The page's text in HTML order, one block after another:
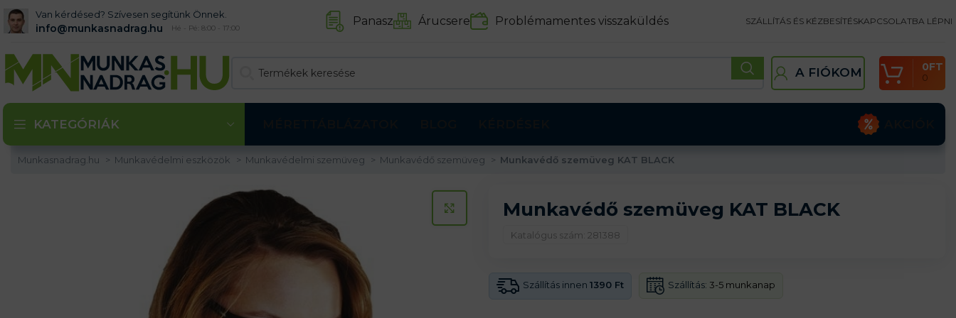
Van kérdésed? Szívesen segítünk Önnek.
info@munkasnadrag.hu Hé - Pé: 8:00 - 17:00 Panasz Árucsere Problémamentes visszaküldés SZÁLLÍTÁS ÉS KÉZBESÍTÉSKAPCSOLATBA LÉPNI
A FIÓKOM 0
0FT
KATEGÓRIÁK
Munkasnadrag.hu Munkavédelmi eszközök Munkavédelmi szemüveg Munkavédő szemüveg Munkavédő szemüveg KAT BLACK
KATTINTS A KINAGYÍTÁSHOZ
Munkavédő szemüveg KAT BLACK
Katalógus szám: 281388
Szállítás innen 1390 Ft Szállítás: 3-5 munkanap